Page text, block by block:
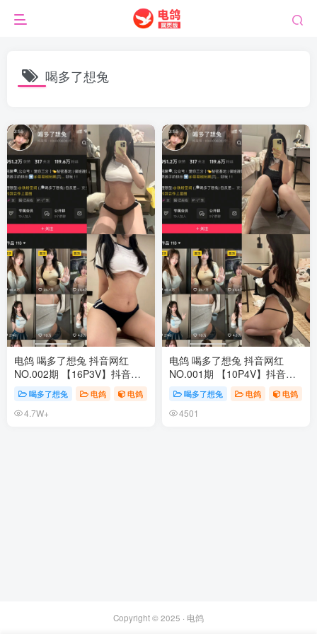
喝多了想兔
电鸽 喝多了想兔 抖音网红
NO.002期 【16P3V】抖音完
喝多了想兔 电鸽 电鸽
4.7W+
电鸽 喝多了想兔 抖音网红
NO.001期 【10P4V】抖音完
喝多了想兔 电鸽 电鸽
4501
Copyright © 2025 · 电鸽